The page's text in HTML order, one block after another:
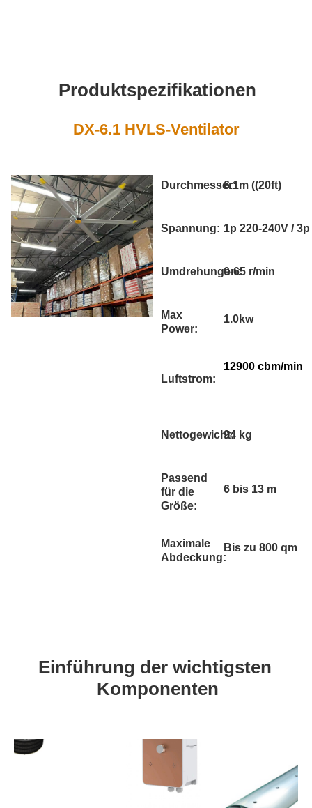
Produktspezifikationen
DX-6.1 HVLS-Ventilator
Durchmesser:6.1m ((20ft)
Spannung: 1p 220-240V /
Umdrehungen:0-65 r/min
Max
Power:
1.0kw
Luftstrom:
12900 cbm/min
Nettogewicht:94 kg
Passend
für die
Größe:
6 bis 13 m
Maximale
Abdeckung:
Bis zu 800 qm
Einführung der wichtigsten
Komponenten